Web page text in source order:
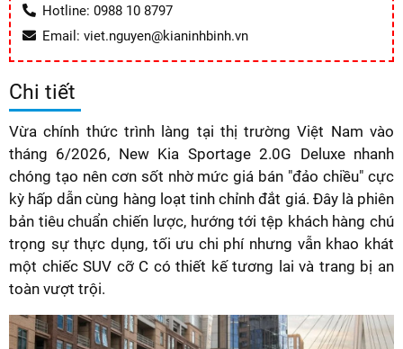
Hotline: 0988 10 8797
Email: viet.nguyen@kianinhbinh.vn
Chi tiết
Vừa chính thức trình làng tại thị trường Việt Nam vào
tháng 6/2026, New Kia Sportage 2.0G Deluxe nhanh
chóng tạo nên cơn sốt nhờ mức giá bán "đảo chiều" cực
kỳ hấp dẫn cùng hàng loạt tinh chỉnh đắt giá. Đây là phiên
bản tiêu chuẩn chiến lược, hướng tới tệp khách hàng chú
trọng sự thực dụng, tối ưu chi phí nhưng vẫn khao khát
một chiếc SUV cỡ C có thiết kế tương lai và trang bị an
toàn vượt trội.